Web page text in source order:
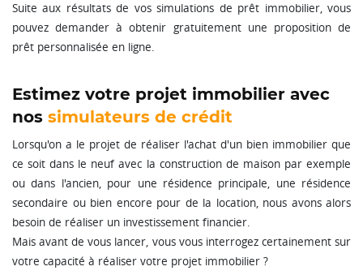
Suite aux résultats de vos simulations de prêt immobilier, vous
pouvez demander à obtenir gratuitement une proposition de
prêt personnalisée en ligne.
Estimez votre projet immobilier avec
nos simulateurs de crédit
Lorsqu'on a le projet de réaliser l'achat d'un bien immobilier que
ce soit dans le neuf avec la construction de maison par exemple
ou dans l'ancien, pour une résidence principale, une résidence
secondaire ou bien encore pour de la location, nous avons alors
besoin de réaliser un investissement financier.
Mais avant de vous lancer, vous vous interrogez certainement sur
votre capacité à réaliser votre projet immobilier ?